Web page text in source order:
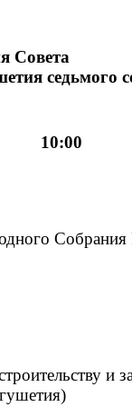
Совета
седьмого
и